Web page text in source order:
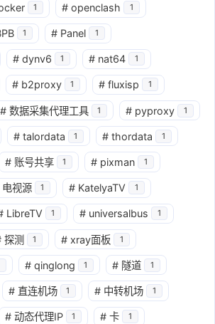
1 # openclash 1
1 # Panel 1
# dynv6 1 # nat64 1
# b2proxy 1 # fluxisp 1
# 数据采集代理工具 1 # pyproxy 1
# talordata 1 # thordata 1
# 账号共享 1 # pixman 1
电视源 1 # KatelyaTV 1
LibreTV 1 # universalbus 1
探测 1 # xray面板 1
# qinglong 1 # 隧道 1
# 直连机场 1 # 中转机场 1
# 动态代理IP 1 # 卡 1